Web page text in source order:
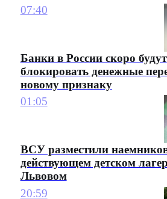
07:40
Банки в России скоро будут
блокировать денежные
новому признаку
01:05
ВСУ разместили
действующем детском
Львовом
20:59